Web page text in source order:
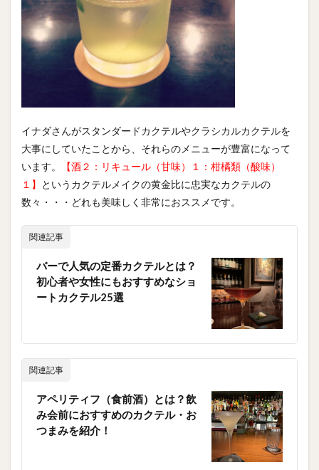
イナダさんがスタンダードカクテルやクラシカルカクテルを
大事にしていたことから、それらのメニューが豊富になって
います。
【酒２：リキュール（甘味）１：柑橘類（酸味）
１】
というカクテルメイクの黄金比に忠実なカクテルの
数々・・・どれも美味しく非常におススメです。
関連記事
バーで人気の定番カクテルとは？
初心者や女性にもおすすめなショ
ートカクテル25選
関連記事
アペリティフ（食前酒）とは？飲
み会前におすすめのカクテル・お
つまみを紹介！